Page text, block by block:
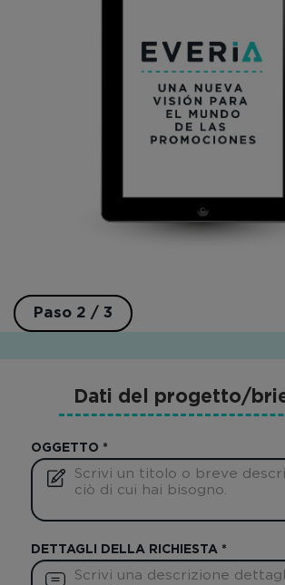
Paso 2 / 3
Dati del progetto/
OGGETTO *
DETTAGLI DELLA RICHIESTA *